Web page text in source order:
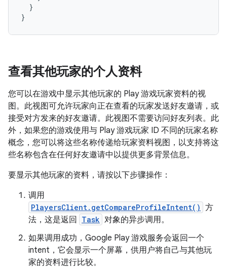
}
}
查看其他玩家的个人资料
您可以在游戏中显示其他玩家的 Play 游戏玩家资料的视
图。此视图可允许玩家向正在查看的玩家发送好友邀请，或
接受对方发来的好友邀请。此视图不需要访问好友列表。此
外，如果您的游戏使用与 Play 游戏玩家 ID 不同的玩家名称
概念，您可以将这些名称传递给玩家资料视图，以支持将这
些名称包含在任何好友邀请中以提供更多背景信息。
要显示其他玩家的资料，请按以下步骤操作：
调用
PlayersClient.getCompareProfileIntent() 方
法，这是返回
Task 对象的异步调用。
如果调用成功，Google Play 游戏服务会返回一个
intent，它会显示一个屏幕，供用户将自己与其他玩
家的资料进行比较。